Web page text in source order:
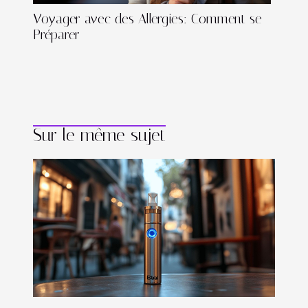
Voyager avec des Allergies: Comment se
Préparer
Sur le même sujet